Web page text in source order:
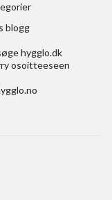
blogg
hygglo.dk
osoitteeseen